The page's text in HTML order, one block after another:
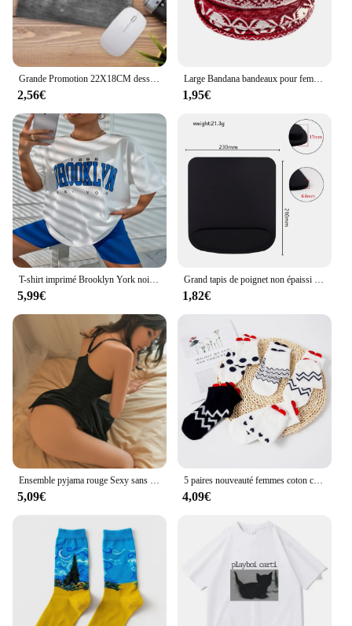
Grande Promotion 22X18CM dessin animé tête de chat mignon conceptions sympas tapis de souris de Table ordinateur portable clavier de jeu tapis de souris tapis d'animal
2,56€
Large Bandana bandeaux pour femmes Boho Bandeau bandeaux noeud cheveux écharpe bandes extensible imprimé fleuri antidérapant bandeaux élastiques
1,95€
T-shirt imprimé Brooklyn York noir pour femme, mignon, estival, années 90, 1898
5,99€
Grand tapis de poignet non épaissi d'apprentissage de glissement et de bureau EVA Tapis de souris coloré de poignet
1,82€
5,09€
5 paires nouveauté femmes coton chaussettes rose mignon chat cheville chaussettes courtes femmes chaussettes décontracté Animal oreille rouge coeur Gril chaussettes 35-40
4,09€